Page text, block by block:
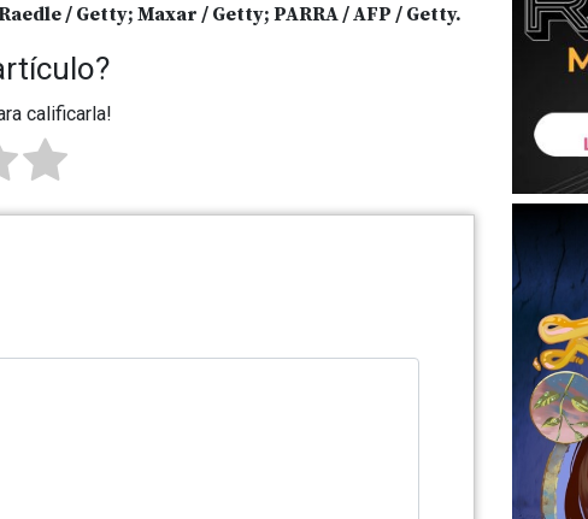
/ Getty; Maxar / Getty; PARRA / AFP / Getty.
calificarla!